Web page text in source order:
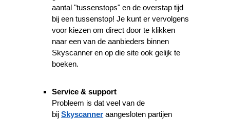
aantal "tussenstops" en de overstap tijd
bij een tussenstop! Je kunt er vervolgens
voor kiezen om direct door te klikken
naar een van de aanbieders binnen
Skyscanner en op die site ook gelijk te
boeken.
Service & support
Probleem is dat veel van de
bijSkyscanner aangesloten partijen